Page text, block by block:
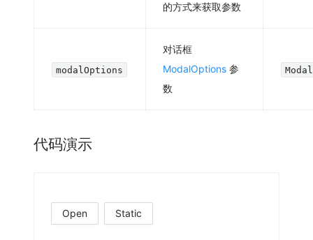
的方式来获取参数
modalOptions
对话框
ModalOptions 参
数
代码演示
Open Static